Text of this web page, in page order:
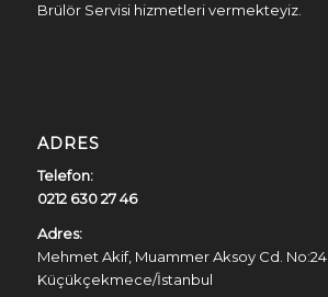
Brülör Servisi hizmetleri vermekteyiz.
ADRES
Telefon:
0212 630 27 46
Adres:
Mehmet Akif, Muammer Aksoy Cd.
Küçükçekmece/İstanbul